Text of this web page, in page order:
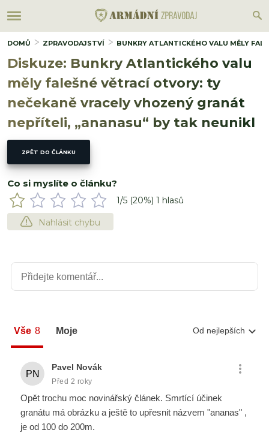
DOMŮ ZPRAVODAJSTVÍ BUNKRY ATLANTICKÉHO VALU MĚLY
Diskuze: Bunkry Atlantického valu
měly falešné větrací otvory: ty
nečekaně vracely vhozený granát
nepříteli, „ananasu“ by tak neunikl
ZPĚT DO ČLÁNKU
Co si myslíte o článku?
1/5 (20%) 1 hlasů
Nahlásit chybu